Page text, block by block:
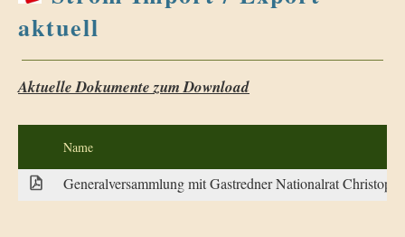
aktuell
Aktuelle Dokumente zum Download
Name
Generalversammlung mit Gastredner Nationalrat Christoph